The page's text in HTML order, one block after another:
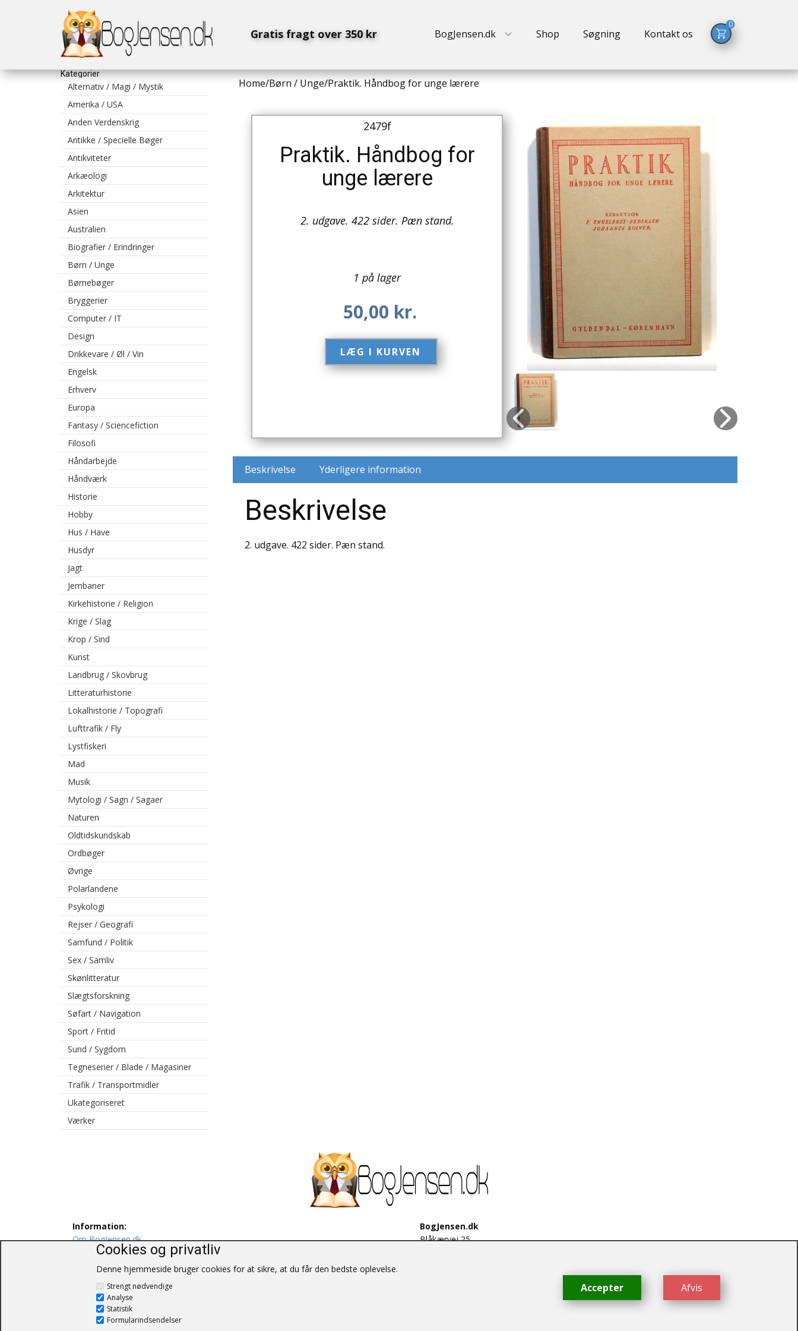
BogJensen.dk Shop Søgning Kontakt os
Gratis fragt over 350 kr
0
Kategorier
Alternativ / Magi / Mystik
Amerika / USA
Anden Verdenskrig
Antikke / Specielle Bøger
Antikviteter
Arkæologi
Arkitektur
Asien
Australien
Biografier / Erindringer
Børn / Unge
Børnebøger
Bryggerier
Computer / IT
Design
Drikkevare / Øl / Vin
Engelsk
Erhverv
Europa
Fantasy / Sciencefiction
Filosofi
Håndarbejde
Håndværk
Historie
Hobby
Hus / Have
Husdyr
Jagt
Jernbaner
Kirkehistorie / Religion
Krige / Slag
Krop / Sind
Kunst
Landbrug / Skovbrug
Litteraturhistorie
Lokalhistorie / Topografi
Lufttrafik / Fly
Lystfiskeri
Mad
Musik
Mytologi / Sagn / Sagaer
Naturen
Oldtidskundskab
Ordbøger
Øvrige
Polarlandene
Psykologi
Rejser / Geografi
Samfund / Politik
Sex / Samliv
Skønlitteratur
Slægtsforskning
Søfart / Navigation
Sport / Fritid
Sund / Sygdom
Tegneserier / Blade / Magasiner
Trafik / Transportmidler
Ukategoriseret
Værker
Home/Børn / Unge/Praktik. Håndbog for unge lærere
2479f
Praktik. Håndbog for
unge lærere
2. udgave. 422 sider. Pæn stand.
1 på lager
50,00 kr.
LÆG I KURVEN​
Beskrivelse Yderligere information
Beskrivelse
2. udgave. 422 sider. Pæn stand.
Information:
Om BogJensen.dk
Levering
Persondatapolitik
Salgs og leveringsbetingelser
Kontakt os
BogJensen.dk
Blåkærvej 25
Cookies og privatliv
Denne hjemmeside bruger cookies for at sikre, at du får den bedste oplevelse.
Strengt nødvendige
Analyse
Statistik
Formularindsendelser
Afvis
Accepter